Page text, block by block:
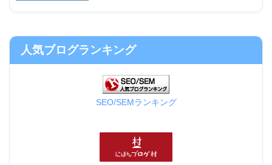
人気ブログランキング
SEO/SEMランキング